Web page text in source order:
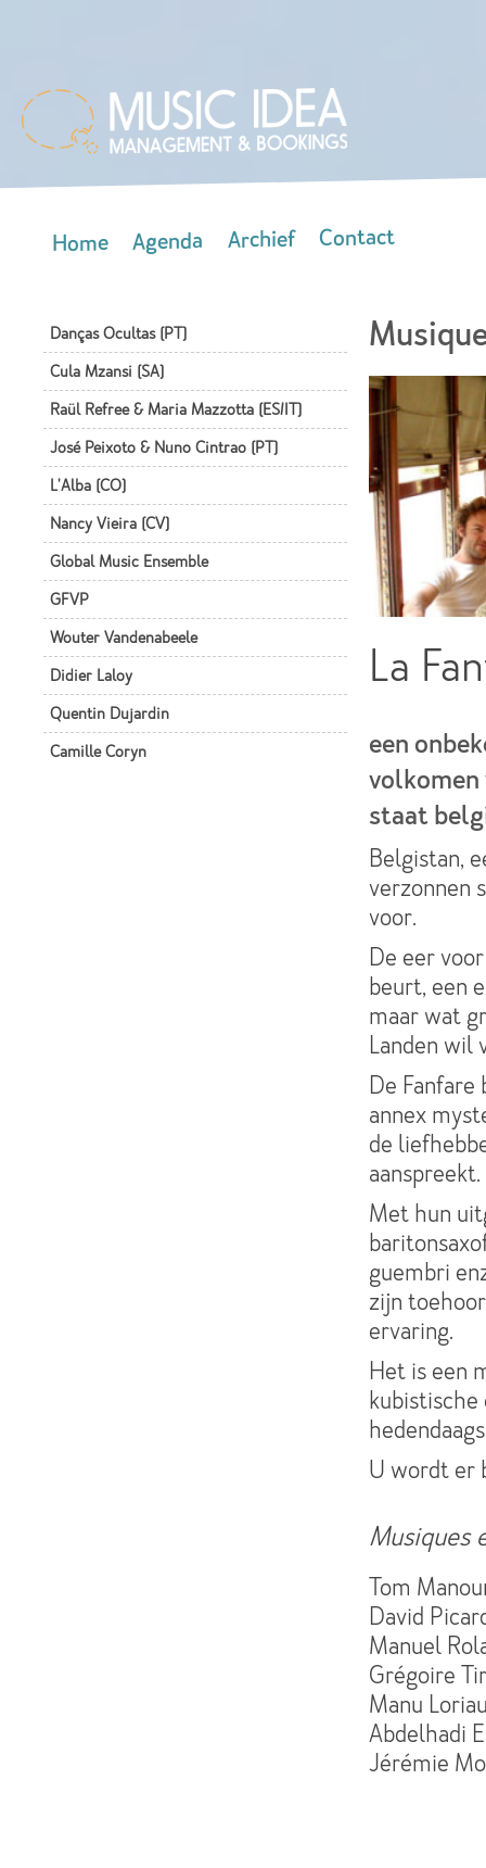
Home Agenda Archief Contact
Danças Ocultas (PT)
Cula Mzansi (SA)
Raül Refree & Maria Mazzotta (ES/IT)
José Peixoto & Nuno Cintrao (PT)
L'Alba (CO)
Nancy Vieira (CV)
Global Music Ensemble
GFVP
Wouter Vandenabeele
Didier Laloy
Quentin Dujardin
Camille Coryn
La
een
volkomen
staat
Belgistan,
verzonnen
voor.
De eer
beurt, een
maar wat
Landen wil
De
annex
de
aanspreekt.
Met hun
guembri
zijn
ervaring.
Het is een
U wordt er
Musiques
Tom
David
Manuel
Grégoire
Manu
Abdelhadi
Jérémie